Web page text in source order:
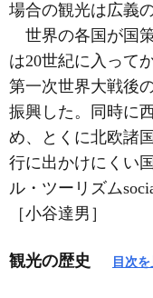
場合の観光は広義
世界の各国が国
は20世紀に入って
第一次世界大戦後
振興した。同時に
め、とくに北欧諸
行に出かけにくい
ル・ツーリズム
［小谷達男］
観光の歴史 目次